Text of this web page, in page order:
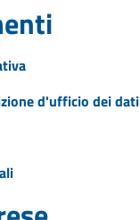
d'ufficio dei dati